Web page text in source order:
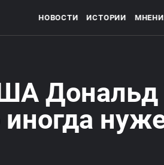
НОВОСТИ ИСТОРИИ
Дональд